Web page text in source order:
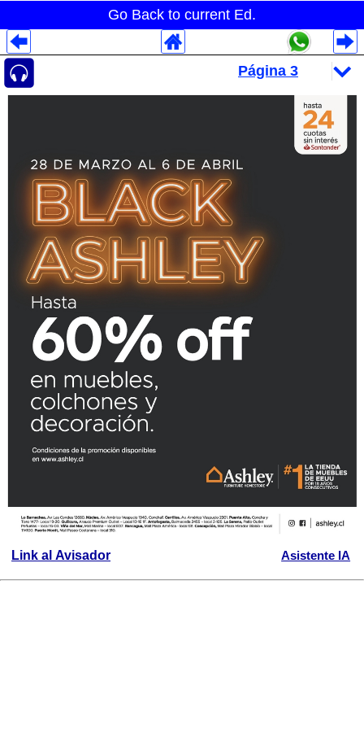
Go Back to current Ed.
Link al Avisador Asistente IA
Despliegues Analytics
Despliegues Totales